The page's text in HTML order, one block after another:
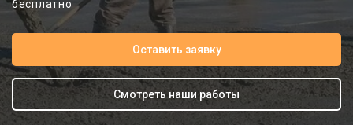
бесплатно
Оставить заявку
Смотреть наши работы